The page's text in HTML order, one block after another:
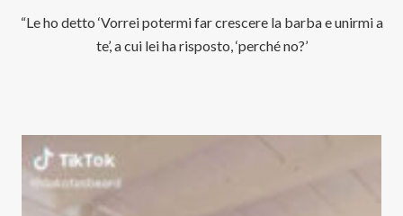
“Le ho detto ‘Vorrei potermi far crescere la barba e unirmi a
te’, a cui lei ha risposto, ‘perché no?’